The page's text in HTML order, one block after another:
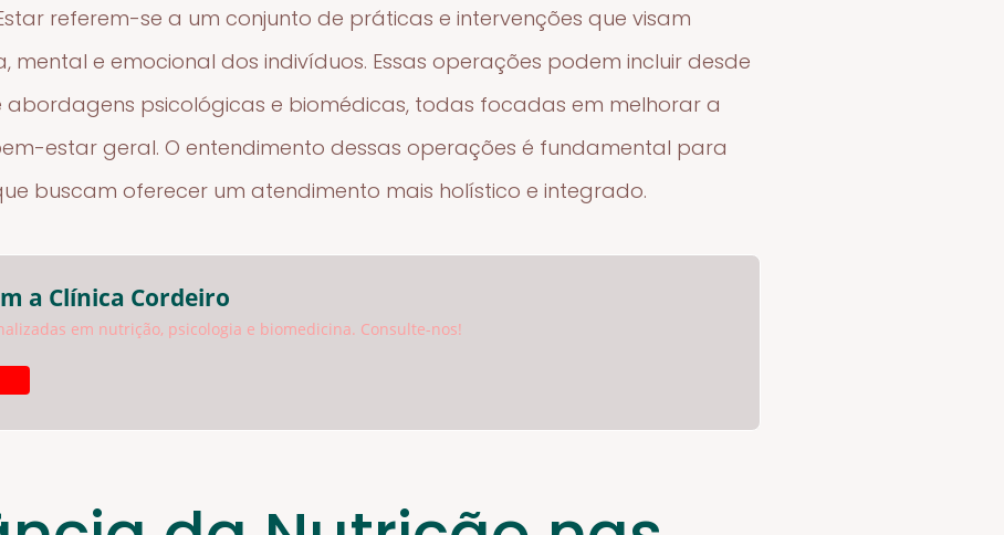
referem-se a um conjunto de práticas e intervenções que visam
mental e emocional dos indivíduos. Essas operações podem incluir desde
abordagens psicológicas e biomédicas, todas focadas em melhorar a
estar geral. O entendimento dessas operações é fundamental para
buscam oferecer um atendimento mais holístico e integrado.
a Clínica Cordeiro
em nutrição, psicologia e biomedicina. Consulte-nos!